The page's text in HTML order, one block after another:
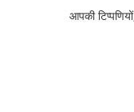
आपकी